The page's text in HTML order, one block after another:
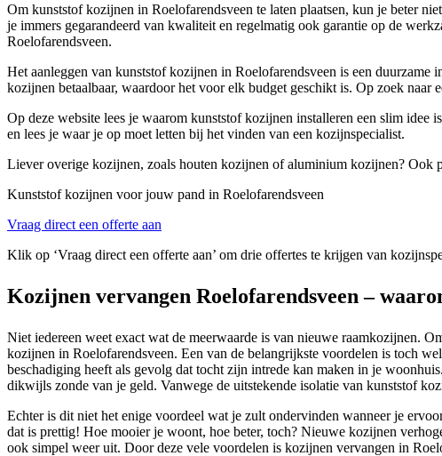
Om kunststof kozijnen in Roelofarendsveen te laten plaatsen, kun je beter
je immers gegarandeerd van kwaliteit en regelmatig ook garantie op de
Roelofarendsveen.
Het aanleggen van kunststof kozijnen in Roelofarendsveen is een
kozijnen betaalbaar, waardoor het voor elk budget geschikt is. Op zoek naar
Op deze website lees je waarom kunststof kozijnen installeren een slim
en lees je waar je op moet letten bij het vinden van een kozijnspecialist.
Liever overige kozijnen, zoals houten kozijnen of aluminium kozijnen? Ook
Kunststof kozijnen voor jouw pand in Roelofarendsveen
Vraag direct een offerte aan
Klik op ‘Vraag direct een offerte aan’ om drie offertes te krijgen van
Kozijnen vervangen Roelofarendsveen –
Niet iedereen weet exact wat de meerwaarde is van nieuwe raamkozijnen.
kozijnen in Roelofarendsveen. Een van de belangrijkste voordelen is toch
beschadiging heeft als gevolg dat tocht zijn intrede kan maken in je
dikwijls zonde van je geld. Vanwege de uitstekende isolatie van kunststof
Echter is dit niet het enige voordeel wat je zult ondervinden wanneer je
dat is prettig! Hoe mooier je woont, hoe beter, toch? Nieuwe kozijnen
ook simpel weer uit. Door deze vele voordelen is kozijnen vervangen in